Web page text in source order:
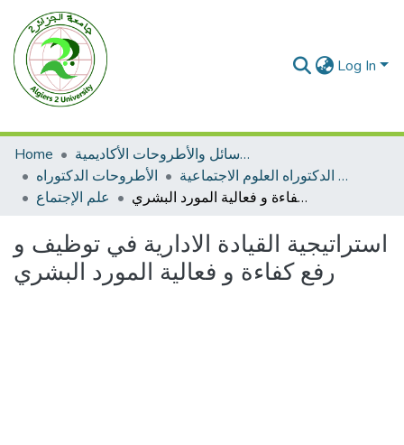
Log In
Home
الرسائل والأطروحات الأكاديمية
الأطروحات الدكتوراه
الأطروحات الدكتوراه العلوم الاجتماعية
علم الإجتماع
استراتيجية القيادة الادارية في توظيف و رفع كفاءة و فعالية المورد البشري
استراتيجية القيادة الادارية في توظيف و
رفع كفاءة و فعالية المورد البشري